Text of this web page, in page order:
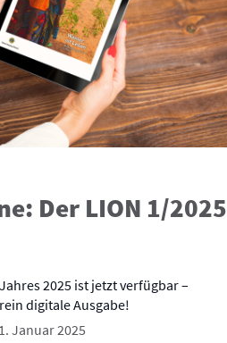
Der LION 1/2025
2025 ist jetzt verfügbar –
digitale Ausgabe!
Januar 2025